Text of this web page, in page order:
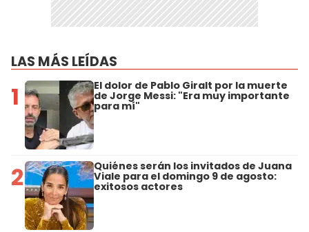
LAS MÁS LEÍDAS
1 El dolor de Pablo Giralt por la muerte
de Jorge Messi: "Era muy importante
para mí"
2 Quiénes serán los invitados de Juana
Viale para el domingo 9 de agosto:
exitosos actores